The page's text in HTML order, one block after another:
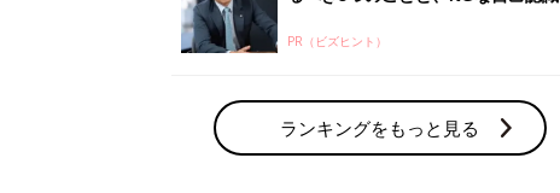
PR（ビズヒント）
ランキングをもっと見る